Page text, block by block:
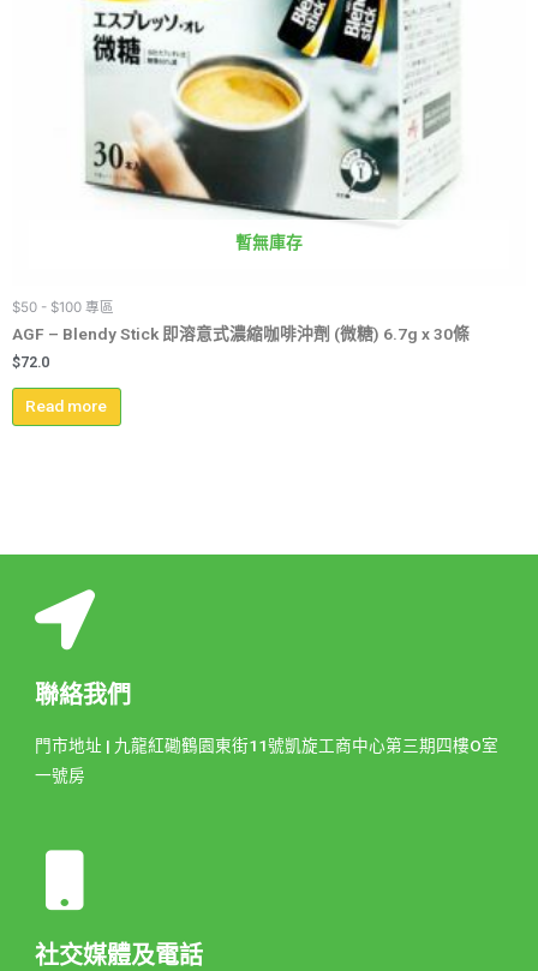
暫無庫存
$50 - $100 專區
AGF – Blendy Stick 即溶意式濃縮咖啡沖劑 (微糖) 6.7g x 30條
$72.0
Read more
聯絡我們
門市地址 | 九龍紅磡鶴園東街11號凱旋工商中心第三期四樓O室
一號房
社交媒體及電話